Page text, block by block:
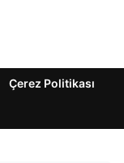
Çerez Politikası